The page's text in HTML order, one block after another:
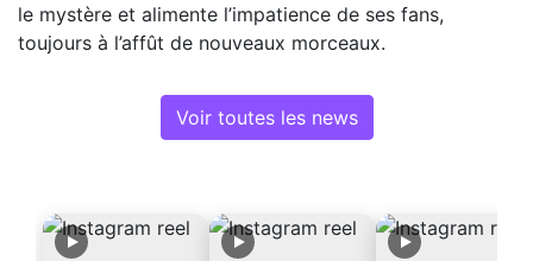
le mystère et alimente l’impatience de ses fans,
toujours à l’affût de nouveaux morceaux.
Voir toutes les news